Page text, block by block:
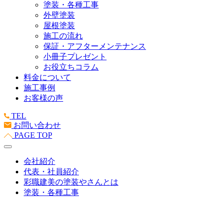
塗装・各種工事
外壁塗装
屋根塗装
施工の流れ
保証・アフターメンテナンス
小冊子プレゼント
お役立ちコラム
料金について
施工事例
お客様の声
TEL
お問い合わせ
PAGE TOP
会社紹介
代表・社員紹介
彩職建美の塗装やさんとは
塗装・各種工事